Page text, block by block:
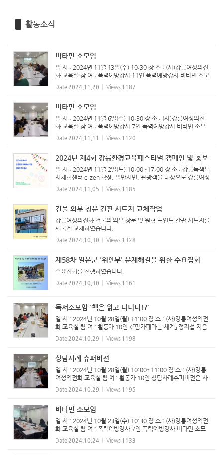
활동소식
비타민 소모임
일 시 : 2024년 11월 13일(수) 10:30 장 소 : (사)강릉여성의전
화 교육실 참 여 : 폭력예방강사 11인 ​폭력예방강사 비타민 소모
임 진행하였습니다.
Date 2024.11.20 Views 1187
비타민 소모임
일 시 : 2024년 11월 6일(수) 10:30 장 소 : (사)강릉여성의전
화 교육실 참 여 : 폭력예방강사 7인 ​폭력예방강사 비타민 소모
임 진행하였습니다.
Date 2024.11.11 Views 1120
2024년 제4회 강릉환경교육페스티벌 캠페인 및 홍보
일 시 : 2024년 11월 2일(토) 10:00~17:00 장 소 : 강릉녹색도
시체험센터 e-zen 학생, 일반시민, 관광객을 대상으로 강릉여성
의전화는 '동물실험, 동물성 원료 그만!'의 슬로건을 담은 '나만
의 비건 향수 만들기' 체험부스를 운영하였습니다. ...
Date 2024.11.05 Views 1185
건물 외부 창문 간판 시트지 교체작업
강릉여성의전화 건물의 외부 창문 및 원형 포인트 간판 시트지를
새롭게 교체하였습니다.
Date 2024.10.30 Views 1328
제58차 일본군 '위안부' 문제해결을 위한 수요집회
수요집회를 진행하였습니다.
Date 2024.10.30 Views 1161
독서소모임 '책은 읽고 다니니!?'
일 시 : 2024년 10월 28일(월) 11:00 장 소 : (사)강릉여성의전
화 교육실 참 여 : 활동가 10인 <「맘카페라는 세계」 정지섭 지음
> 엄마들의 커뮤니티, 맘카페란 도대체 어떤 공간인가? 어쩌다
가 이 공동체는 그토록 혐오의 대상이 되었나? 엄마들이 ‘맘...
Date 2024.10.29 Views 1198
상담사례 슈퍼비젼
일 시 : 2024년 10월 28일(월) 10:00~11:00 장 소 : (사)강릉
여성의전화 교육실 참 여 : 활동가 10인 상담사례슈퍼비전은 사
례관리의 효율적 수행과 상담자의 역량강화를 위해 매월 진행하
고 있습니다.
Date 2024.10.29 Views 1195
비타민 소모임
일 시 : 2024년 10월 23일(수) 10:30 장 소 : (사)강릉여성의전
화 교육실 참 여 : 폭력예방강사 7인 ​폭력예방강사 비타민 소모
임 진행하였습니다.
Date 2024.10.24 Views 1133